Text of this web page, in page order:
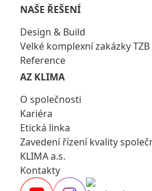
NAŠE ŘEŠENÍ
Design & Build
Velké komplexní zakázky TZB
Reference
AZ KLIMA
O společnosti
Kariéra
Etická linka
Zavedení řízení kvality
KLIMA a.s.
Kontakty